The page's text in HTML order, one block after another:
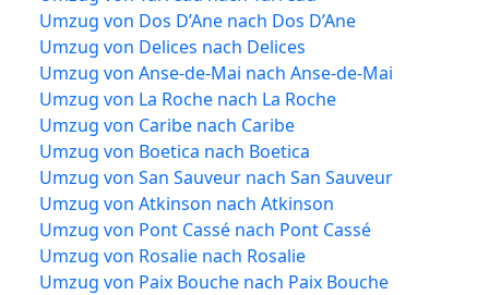
Umzug von Dos D’Ane nach Dos D’Ane
Umzug von Delices nach Delices
Umzug von Anse-de-Mai nach Anse-de-Mai
Umzug von La Roche nach La Roche
Umzug von Caribe nach Caribe
Umzug von Boetica nach Boetica
Umzug von San Sauveur nach San Sauveur
Umzug von Atkinson nach Atkinson
Umzug von Pont Cassé nach Pont Cassé
Umzug von Rosalie nach Rosalie
Umzug von Paix Bouche nach Paix Bouche